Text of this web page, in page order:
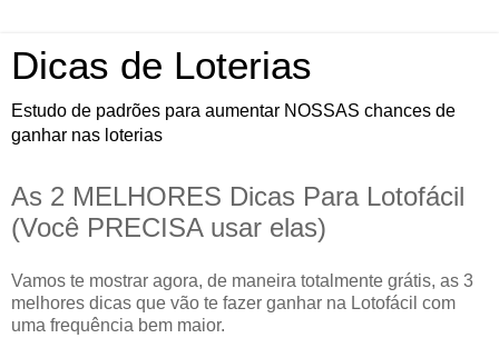
Dicas de Loterias
Estudo de padrões para aumentar NOSSAS chances de
ganhar nas loterias
As 2 MELHORES Dicas Para Lotofácil
(Você PRECISA usar elas)
Vamos te mostrar agora, de maneira totalmente grátis, as 3
melhores dicas que vão te fazer ganhar na Lotofácil com
uma frequência bem maior.